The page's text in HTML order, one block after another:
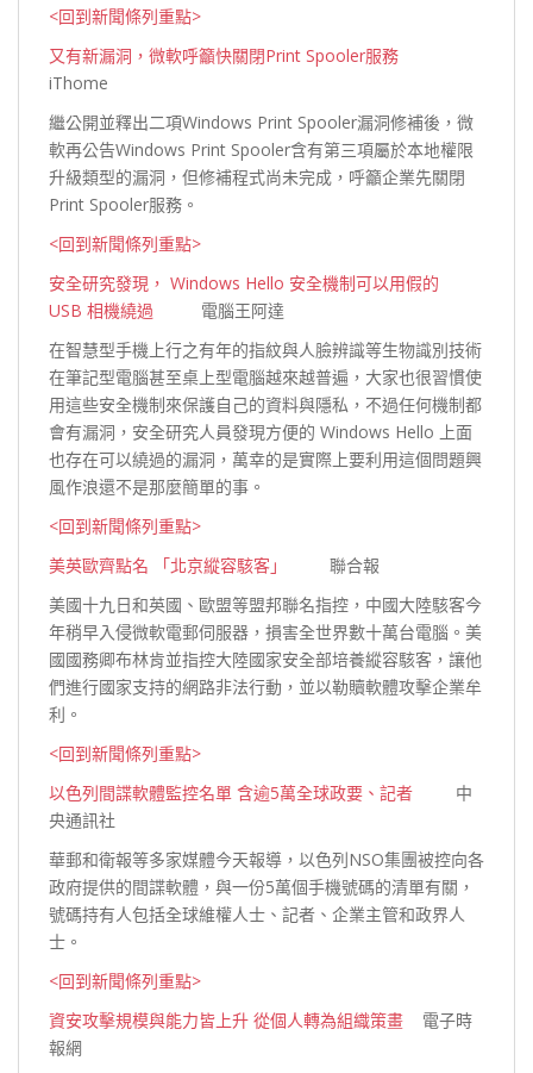
<回到新聞條列重點>
又有新漏洞，微軟呼籲快關閉Print Spooler服務
iThome
繼公開並釋出二項Windows Print Spooler漏洞修補後，微
軟再公告Windows Print Spooler含有第三項屬於本地權限
升級類型的漏洞，但修補程式尚未完成，呼籲企業先關閉
Print Spooler服務。
<回到新聞條列重點>
安全研究發現， Windows Hello 安全機制可以用假的
USB 相機繞過 電腦王阿達
在智慧型手機上行之有年的指紋與人臉辨識等生物識別技術
在筆記型電腦甚至桌上型電腦越來越普遍，大家也很習慣使
用這些安全機制來保護自己的資料與隱私，不過任何機制都
會有漏洞，安全研究人員發現方便的 Windows Hello 上面
也存在可以繞過的漏洞，萬幸的是實際上要利用這個問題興
風作浪還不是那麼簡單的事。
<回到新聞條列重點>
美英歐齊點名 「北京縱容駭客」
聯合報
美國十九日和英國、歐盟等盟邦聯名指控，中國大陸駭客今
年稍早入侵微軟電郵伺服器，損害全世界數十萬台電腦。美
國國務卿布林肯並指控大陸國家安全部培養縱容駭客，讓他
們進行國家支持的網路非法行動，並以勒贖軟體攻擊企業牟
利。
<回到新聞條列重點>
以色列間諜軟體監控名單 含逾5萬全球政要、記者 中
央通訊社
華郵和衛報等多家媒體今天報導，以色列NSO集團被控向各
政府提供的間諜軟體，與一份5萬個手機號碼的清單有關，
號碼持有人包括全球維權人士、記者、企業主管和政界人
士。
<回到新聞條列重點>
資安攻擊規模與能力皆上升 從個人轉為組織策畫 電子時
報網